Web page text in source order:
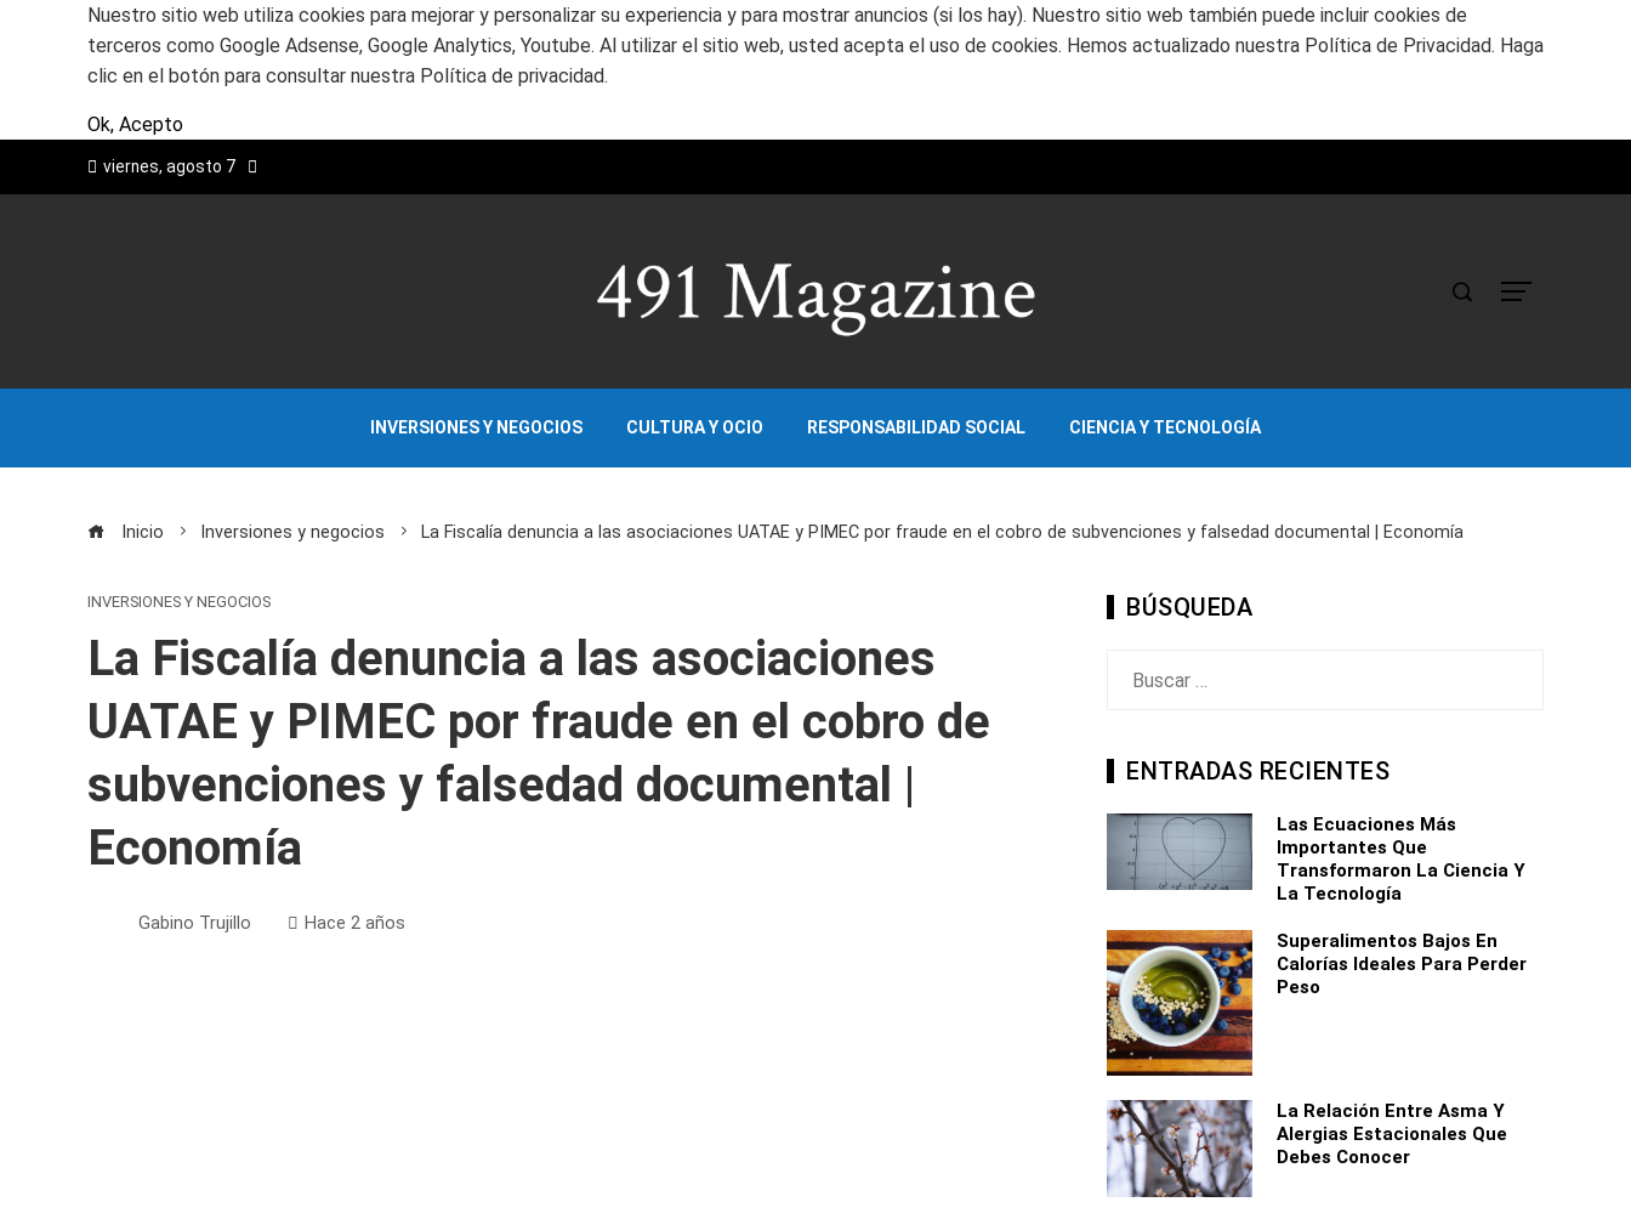
Nuestro sitio web utiliza cookies para mejorar y personalizar su experiencia y para mostrar anuncios (si los hay). Nuestro sitio web también puede incluir cookies de
terceros como Google Adsense, Google Analytics, Youtube. Al utilizar el sitio web, usted acepta el uso de cookies. Hemos actualizado nuestra Política de Privacidad. Haga
clic en el botón para consultar nuestra Política de privacidad.
Ok, Acepto
viernes, agosto 7
INVERSIONES Y NEGOCIOS CULTURA Y OCIO RESPONSABILIDAD SOCIAL CIENCIA Y TECNOLOGÍA
Inicio Inversiones y negocios La Fiscalía denuncia a las asociaciones UATAE y PIMEC por fraude en el cobro de subvenciones y falsedad documental | Economía
INVERSIONES Y NEGOCIOS
La Fiscalía denuncia a las asociaciones
UATAE y PIMEC por fraude en el cobro de
subvenciones y falsedad documental |
Economía
Gabino Trujillo Hace 2 años
BÚSQUEDA
ENTRADAS RECIENTES
Las Ecuaciones Más
Importantes Que
Transformaron La Ciencia Y
La Tecnología
Superalimentos Bajos En
Calorías Ideales Para Perder
Peso
La Relación Entre Asma Y
Alergias Estacionales Que
Debes Conocer